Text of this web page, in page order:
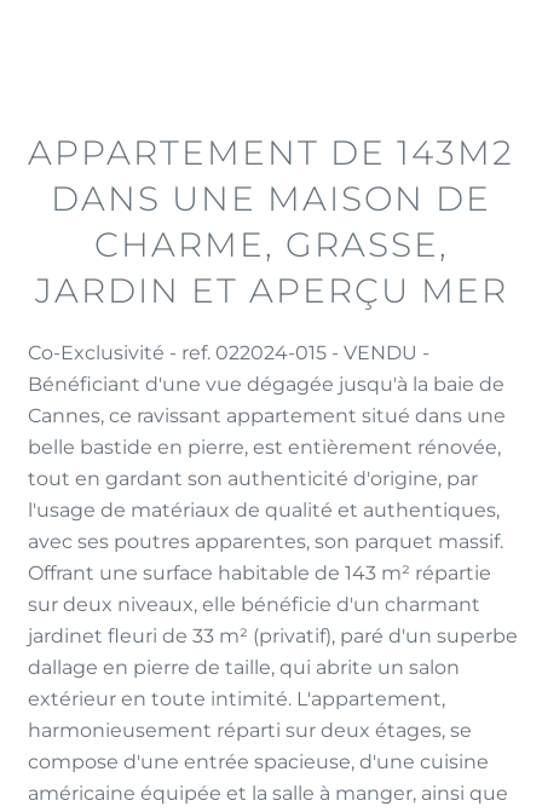
APPARTEMENT DE 143M2
DANS UNE MAISON DE
CHARME, GRASSE,
JARDIN ET APERÇU MER
Co-Exclusivité - ref. 022024-015 - VENDU -
Bénéficiant d'une vue dégagée jusqu'à la baie de
Cannes, ce ravissant appartement situé dans une
belle bastide en pierre, est entièrement rénovée,
tout en gardant son authenticité d'origine, par
l'usage de matériaux de qualité et authentiques,
avec ses poutres apparentes, son parquet massif.
Offrant une surface habitable de 143 m² répartie
sur deux niveaux, elle bénéficie d'un charmant
jardinet fleuri de 33 m² (privatif), paré d'un superbe
dallage en pierre de taille, qui abrite un salon
extérieur en toute intimité. L'appartement,
harmonieusement réparti sur deux étages, se
compose d'une entrée spacieuse, d'une cuisine
américaine équipée et la salle à manger, ainsi que